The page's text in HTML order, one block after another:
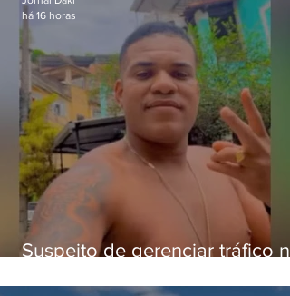
Suspeito de gerenciar tráfico na
há 16 horas